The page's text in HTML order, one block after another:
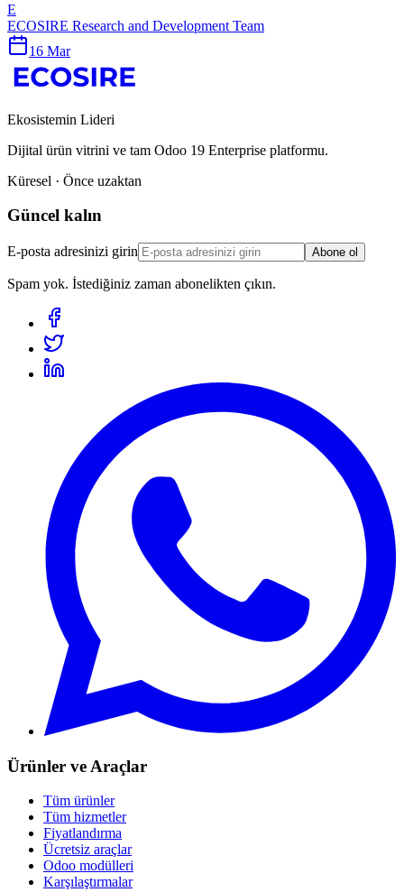
E
ECOSIRE Research and Development Team
16 Mar
Ekosistemin Lideri
Dijital ürün vitrini ve tam Odoo 19 Enterprise platformu.
Küresel · Önce uzaktan
Güncel kalın
E-posta adresinizi girin Abone ol
Spam yok. İstediğiniz zaman abonelikten çıkın.
Ürünler ve Araçlar
Tüm ürünler
Tüm hizmetler
Fiyatlandırma
Ücretsiz araçlar
Odoo modülleri
Karşılaştırmalar